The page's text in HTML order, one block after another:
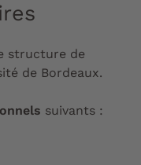
structure de
de Bordeaux.
suivants :